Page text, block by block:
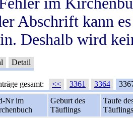
Abschrift kann
Deshalb wird
Detail
gesamt: << 3361 3364
Nr im
Geburt des
Täuflings
Taufe
Täuflings